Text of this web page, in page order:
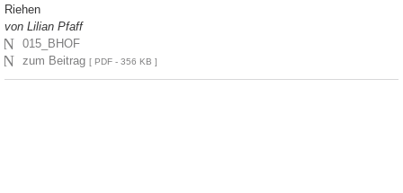
Riehen
von Lilian Pfaff
N 015_BHOF
N zum Beitrag[ PDF - 356 KB ]